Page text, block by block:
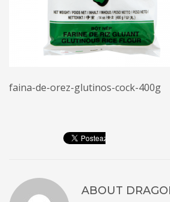
faina-de-orez-glutinos-cock-400g
ABOUT